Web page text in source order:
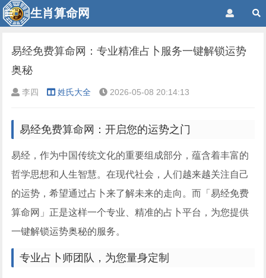
生肖算命网
易经免费算命网：专业精准占卜服务一键解锁运势
奥秘
李四 姓氏大全 2026-05-08 20:14:13
易经免费算命网：开启您的运势之门
易经，作为中国传统文化的重要组成部分，蕴含着丰富的
哲学思想和人生智慧。在现代社会，人们越来越关注自己
的运势，希望通过占卜来了解未来的走向。而「易经免费
算命网」正是这样一个专业、精准的占卜平台，为您提供
一键解锁运势奥秘的服务。
专业占卜师团队，为您量身定制